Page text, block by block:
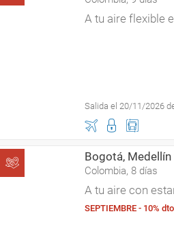
A tu aire flexible
Salida el 20/11/2026
Bogotá,
Colombia, 8 días
A tu aire con
SEPTIEMBRE - 10%